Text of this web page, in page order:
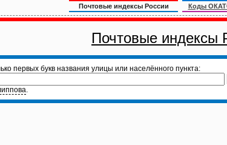
Почтовые индексы России Коды
Почтовые индексы
первых букв названия улицы или населённого пункта:
.